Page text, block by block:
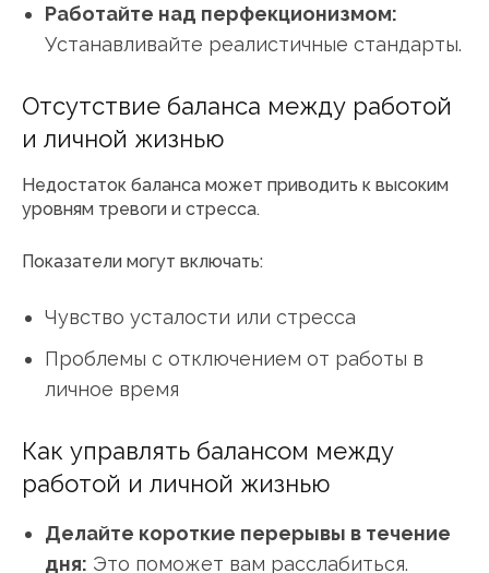
Работайте над перфекционизмом:
Устанавливайте реалистичные стандарты.
Отсутствие баланса между работой
и личной жизнью
Недостаток баланса может приводить к высоким
уровням тревоги и стресса.
Показатели могут включать:
Чувство усталости или стресса
Проблемы с отключением от работы в
личное время
Как управлять балансом между
работой и личной жизнью
Делайте короткие перерывы в течение
дня: Это поможет вам расслабиться.